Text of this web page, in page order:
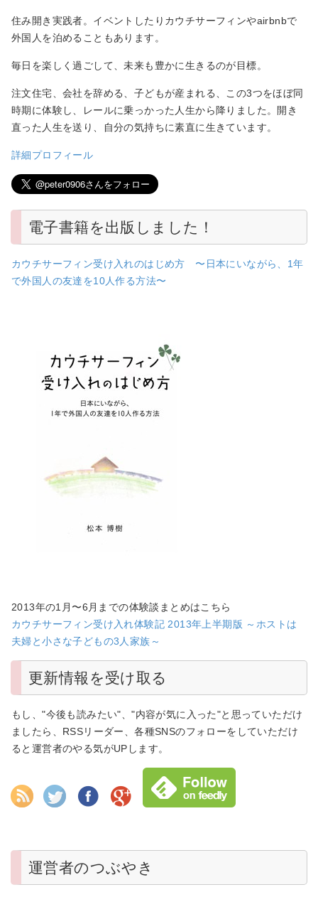
住み開き実践者。イベントしたりカウチサーフィンやairbnbで
外国人を泊めることもあります。
毎日を楽しく過ごして、未来も豊かに生きるのが目標。
注文住宅、会社を辞める、子どもが産まれる、この3つをほぼ同
時期に体験し、レールに乗っかった人生から降りました。開き
直った人生を送り、自分の気持ちに素直に生きています。
詳細プロフィール
電子書籍を出版しました！
カウチサーフィン受け入れのはじめ方 〜日本にいながら、1年
で外国人の友達を10人作る方法〜
2013年の1月〜6月までの体験談まとめはこちら
カウチサーフィン受け入れ体験記 2013年上半期版 ～ホストは
夫婦と小さな子どもの3人家族～
更新情報を受け取る
もし、"今後も読みたい"、"内容が気に入った"と思っていただけ
ましたら、RSSリーダー、各種SNSのフォローをしていただけ
ると運営者のやる気がUPします。
運営者のつぶやき